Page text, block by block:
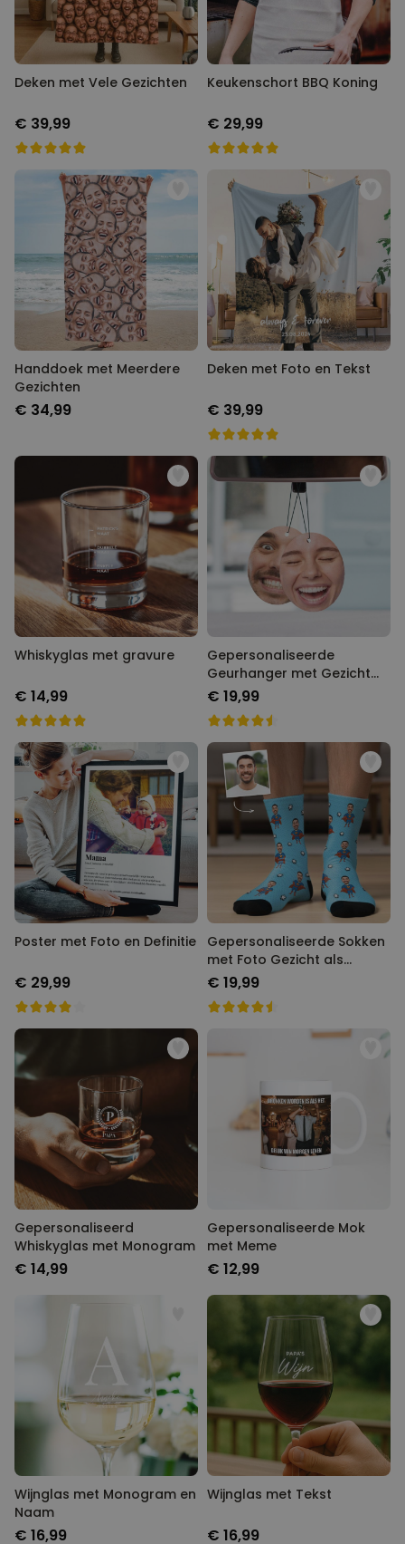
Deken met Vele Gezichten
€ 39,99
Keukenschort BBQ Koning
€ 29,99
Handdoek met Meerdere
Gezichten
€ 34,99
Deken met Foto en Tekst
€ 39,99
Whiskyglas met gravure
€ 14,99
Gepersonaliseerde
Geurhanger met Gezicht
set van 2
€ 19,99
Poster met Foto en Definitie
€ 29,99
Gepersonaliseerde Sokken
met Foto Gezicht als
Superheld
€ 19,99
Gepersonaliseerd
Whiskyglas met Monogram
€ 14,99
Gepersonaliseerde Mok
met Meme
€ 12,99
Wijnglas met Monogram en
Naam
€ 16,99
Wijnglas met Tekst
€ 16,99